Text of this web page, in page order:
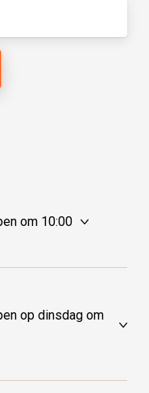
om 10:00
10:00 - 17:30
gesloten
10:00 - 17:30
op dinsdag om
gesloten